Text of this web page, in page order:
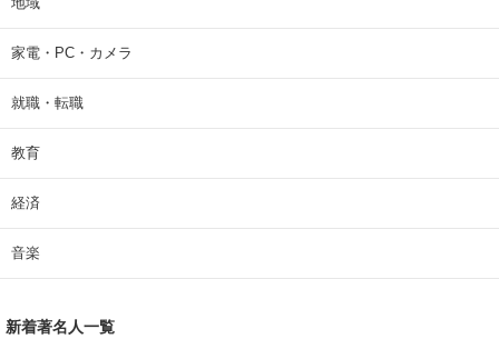
家電・PC・カメラ
就職・転職
教育
経済
音楽
新着著名人一覧